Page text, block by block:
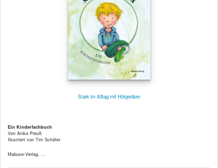
Stark im Alltag mit Hörgeräten
Ein Kinderfachbuch
Von Anika Preuß
Illustriert von Tim Schäfer
Mabuse-Verlag, ...